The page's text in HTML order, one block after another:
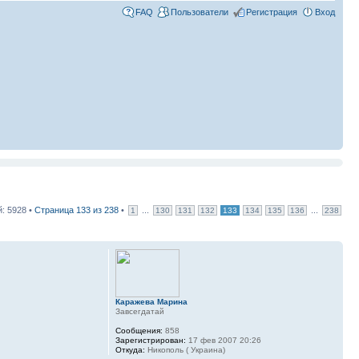
FAQ Пользователи Регистрация Вход
5928 • Страница 133 из 238 • 1 130 131 132 133 134 135 136 238
Каражева Марина
Завсегдатай
Сообщения: 858
Зарегистрирован: 17 фев 2007 20:26
Откуда: Никополь ( Украина)